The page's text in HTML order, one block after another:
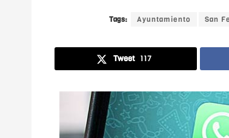
Tags: Ayuntamiento San
Tweet 117